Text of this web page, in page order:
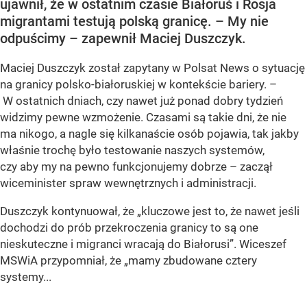
ujawnił, że w ostatnim czasie Białoruś i Rosja
migrantami testują polską granicę. – My nie
odpuścimy – zapewnił Maciej Duszczyk.
Maciej Duszczyk został zapytany w Polsat News o sytuację
na granicy polsko-białoruskiej w kontekście bariery. –
W ostatnich dniach, czy nawet już ponad dobry tydzień
widzimy pewne wzmożenie. Czasami są takie dni, że nie
ma nikogo, a nagle się kilkanaście osób pojawia, tak jakby
właśnie trochę było testowanie naszych systemów,
czy aby my na pewno funkcjonujemy dobrze – zaczął
wiceminister spraw wewnętrznych i administracji.
Duszczyk kontynuował, że „kluczowe jest to, że nawet jeśli
dochodzi do prób przekroczenia granicy to są one
nieskuteczne i migranci wracają do Białorusi”. Wiceszef
MSWiA przypomniał, że „mamy zbudowane cztery
systemy...